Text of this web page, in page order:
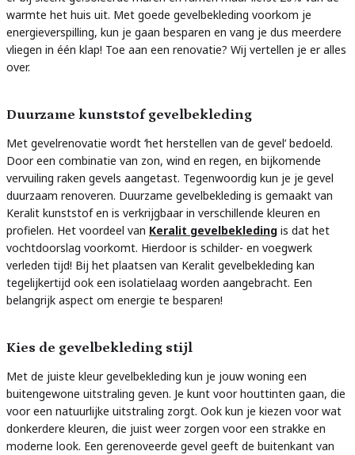
warmte het huis uit. Met goede gevelbekleding voorkom je
energieverspilling, kun je gaan besparen en vang je dus meerdere
vliegen in één klap! Toe aan een renovatie? Wij vertellen je er alles
over.
Duurzame kunststof gevelbekleding
Met gevelrenovatie wordt ‘het herstellen van de gevel’ bedoeld.
Door een combinatie van zon, wind en regen, en bijkomende
vervuiling raken gevels aangetast. Tegenwoordig kun je je gevel
duurzaam renoveren. Duurzame gevelbekleding is gemaakt van
Keralit kunststof en is verkrijgbaar in verschillende kleuren en
profielen. Het voordeel van Keralit gevelbekleding is dat het
vochtdoorslag voorkomt. Hierdoor is schilder- en voegwerk
verleden tijd! Bij het plaatsen van Keralit gevelbekleding kan
tegelijkertijd ook een isolatielaag worden aangebracht. Een
belangrijk aspect om energie te besparen!
Kies de gevelbekleding stijl
Met de juiste kleur gevelbekleding kun je jouw woning een
buitengewone uitstraling geven. Je kunt voor houttinten gaan, die
voor een natuurlijke uitstraling zorgt. Ook kun je kiezen voor wat
donkerdere kleuren, die juist weer zorgen voor een strakke en
moderne look. Een gerenoveerde gevel geeft de buitenkant van